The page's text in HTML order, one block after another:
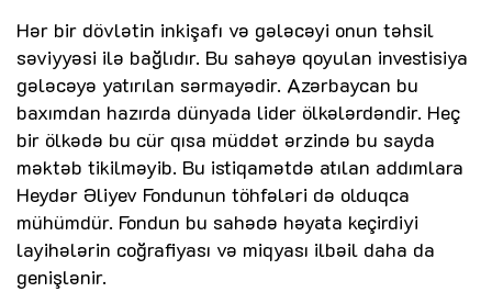
Hər bir dövlətin inkişafı və gələcəyi onun təhsil
səviyyəsi ilə bağlıdır. Bu sahəyə qoyulan investisiya
gələcəyə yatırılan sərmayədir. Azərbaycan bu
baxımdan hazırda dünyada lider ölkələrdəndir. Heç
bir ölkədə bu cür qısa müddət ərzində bu sayda
məktəb tikilməyib. Bu istiqamətdə atılan addımlara
Heydər Əliyev Fondunun töhfələri də olduqca
mühümdür. Fondun bu sahədə həyata keçirdiyi
layihələrin coğrafiyası və miqyası ilbəil daha da
genişlənir.